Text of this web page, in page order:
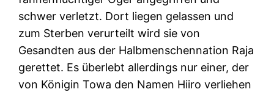
schwer verletzt. Dort liegen gelassen und
zum Sterben verurteilt wird sie von
Gesandten aus der Halbmenschennation Raja
gerettet. Es überlebt allerdings nur einer, der
von Königin Towa den Namen Hiiro verliehen